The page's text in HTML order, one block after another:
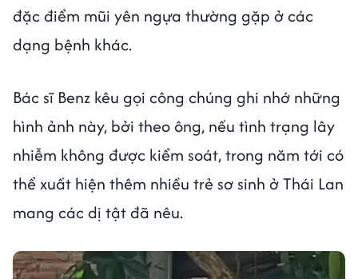
đặc điểm mũi yên ngựa thường gặp ở các
dạng bệnh khác.
Bác sĩ Benz kêu gọi công chúng ghi nhớ những
hình ảnh này, bởi theo ông, nếu tình trạng lây
nhiễm không được kiểm soát, trong năm tới có
thể xuất hiện thêm nhiều trẻ sơ sinh ở Thái Lan
mang các dị tật đã nêu.